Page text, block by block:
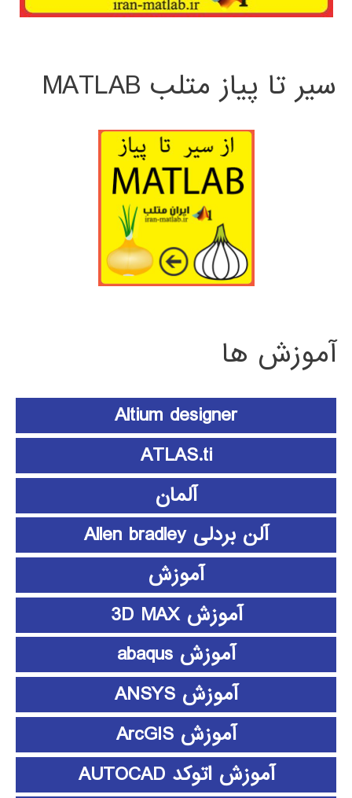
سیر تا پیاز متلب MATLAB
آموزش ها
Altium designer
ATLAS.ti
آلمان
آلن بردلی Allen bradley
آموزش
آموزش 3D MAX
آموزش abaqus
آموزش ANSYS
آموزش ArcGIS
آموزش اتوکد AUTOCAD